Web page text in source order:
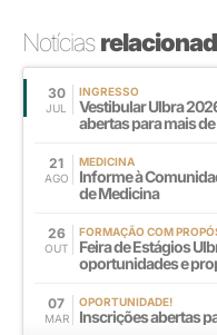
Notícias
30
JUL
INGRESSO
Vestibular Ulbra
abertas para mais
21
AGO
MEDICINA
Informe à
de Medicina
26
OUT
FORMAÇÃO COM
Feira de Estágios
oportunidades e
07
MAR
OPORTUNIDADE!
Inscrições abertas